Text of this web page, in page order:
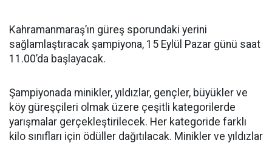
Kahramanmaraş’ın güreş sporundaki yerini
sağlamlaştıracak şampiyona, 15 Eylül Pazar günü saat
11.00’da başlayacak.
Şampiyonada minikler, yıldızlar, gençler, büyükler ve
köy güreşçileri olmak üzere çeşitli kategorilerde
yarışmalar gerçekleştirilecek. Her kategoride farklı
kilo sınıfları için ödüller dağıtılacak. Minikler ve yıldızlar